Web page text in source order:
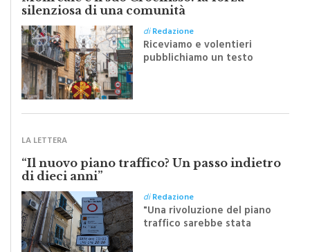
diRedazione
Riceviamo e volentieri
pubblichiamo un testo
inviato dalla scrittrice
monrealese Mariella
“Il nuovo piano traffico? Un passo indietro
di dieci anni”
"Una rivoluzione del piano
traffico sarebbe stata
efficace se preceduta da
una rivoluzione culturale"